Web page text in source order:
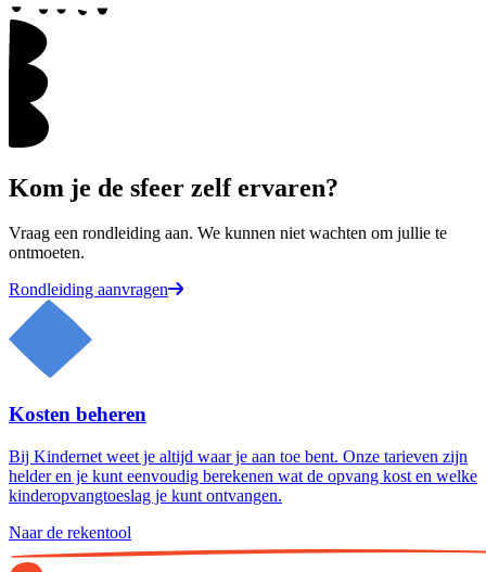
Kom je de sfeer zelf ervaren?
Vraag een rondleiding aan. We kunnen niet wachten om jullie te
ontmoeten.
Rondleiding aanvragen
Kosten beheren
Bij Kindernet weet je altijd waar je aan toe bent. Onze tarieven zijn
helder en je kunt eenvoudig berekenen wat de opvang kost en welke
kinderopvangtoeslag je kunt ontvangen.
Naar de rekentool